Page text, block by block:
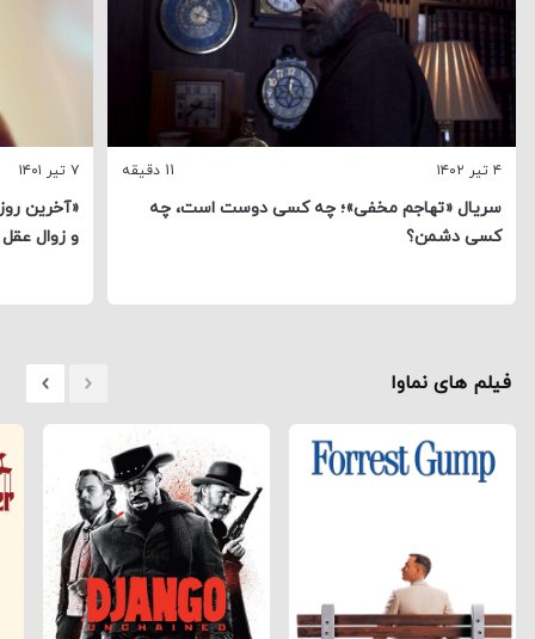
۴ تیر ۱۴۰۲ 11 دقیقه
سریال «تهاجم مخفی»؛ چه کسی دوست است، چه
کسی دشمن؟
۷ تیر ۱۴۰۱
«آخرین
و زوال عقل
فیلم های نماوا